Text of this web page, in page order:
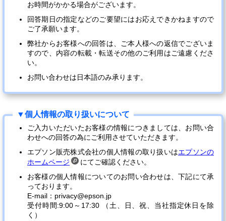
お時間がかかる場合がございます。
回答期日の指定などのご要望にはお応えできかねますので
ご了承願います。
弊社からお客様への回答は、ご本人様への返信でございま
すので、内容の転載・転送その他のご利用はご遠慮くださ
い。
お問い合わせは日本語のみ承ります。
ご入力いただいたお客様の情報につきましては、お問い合
わせへの回答の為にご利用させていただきます。
エプソン販売株式会社の個人情報の取り扱いはエプソンの
ホームページ
にてご確認ください。
お客様の個人情報についてのお問い合わせは、下記にて承
っております。
E-mail：privacy@epson.jp
受付時間:9:00～17:30 （土、日、祝、当社指定休日を除
く）